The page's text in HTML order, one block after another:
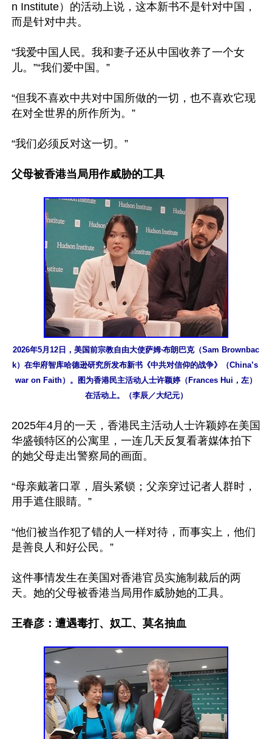
n Institute）的活动上说，这本新书不是针对中国，
而是针对中共。
“我爱中国人民。我和妻子还从中国收养了一个女
儿。”“我们爱中国。”
“但我不喜欢中共对中国所做的一切，也不喜欢它现
在对全世界的所作所为。”
“我们必须反对这一切。”
父母被香港当局用作威胁的工具
2026年5月12日，美国前宗教自由大使萨姆‧布朗巴克（Sam Brownbac
k）在华府智库哈德逊研究所发布新书《中共对信仰的战争》（China’s
war on Faith）。图为香港民主活动人士许颖婷（Frances Hui，左）
在活动上。（李辰／大纪元）
2025年4月的一天，香港民主活动人士许颖婷在美国
华盛顿特区的公寓里，一连几天反复看著媒体拍下
的她父母走出警察局的画面。
“母亲戴著口罩，眉头紧锁；父亲穿过记者人群时，
用手遮住眼睛。”
“他们被当作犯了错的人一样对待，而事实上，他们
是善良人和好公民。”
这件事情发生在美国对香港官员实施制裁后的两
天。她的父母被香港当局用作威胁她的工具。
王春彦：遭遇毒打、奴工、莫名抽血